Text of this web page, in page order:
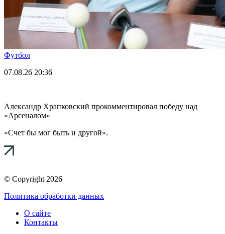
Футбол
07.08.26 20:36
Александр Храпковский прокомментировал победу над
«Арсеналом»
«Счет бы мог быть и другой».
© Copyright 2026
Политика обработки данных
О сайте
Контакты